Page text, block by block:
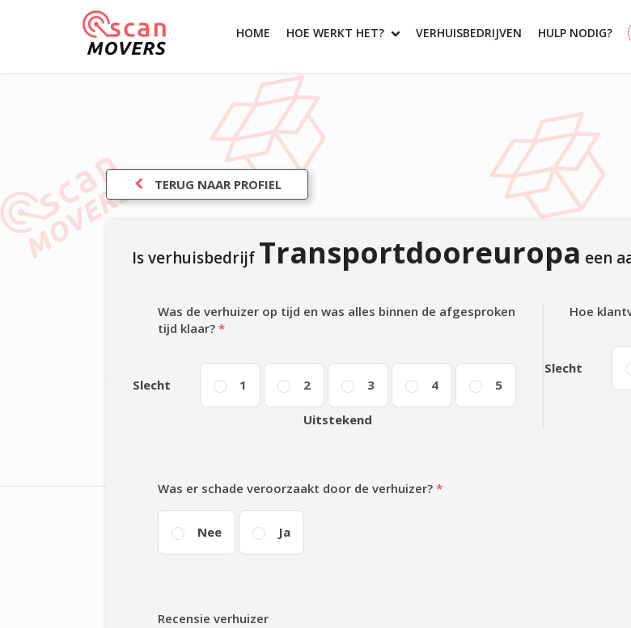
HOME HOE WERKT HET? VERHUISBEDRIJVEN HULP NODIG?
TERUG NAAR PROFIEL
Is verhuisbedrijf Transportdooreuropa een
Was de verhuizer op tijd en was alles binnen de afgesproken
tijd klaar?*
Slecht 1 2 3 4 5
Uitstekend
Hoe
Slecht
Was er schade veroorzaakt door de verhuizer?*
Nee Ja
Recensie verhuizer